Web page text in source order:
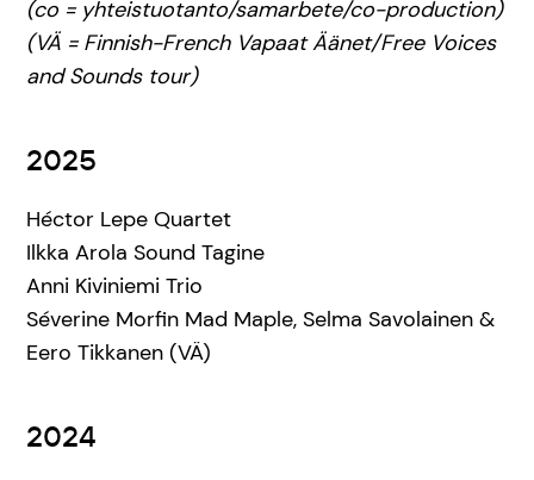
(co = yhteistuotanto/samarbete/co-production)
(VÄ = Finnish-French Vapaat Äänet/Free Voices
and Sounds tour)
2025
Héctor Lepe Quartet
Ilkka Arola Sound Tagine
Anni Kiviniemi Trio
Séverine Morfin Mad Maple, Selma Savolainen &
Eero Tikkanen (VÄ)
2024